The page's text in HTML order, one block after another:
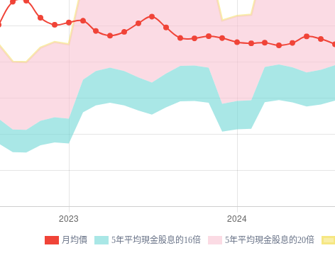
月均價 5年平均現金股息的16倍 5年平均現金股息的20倍